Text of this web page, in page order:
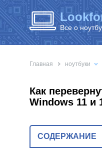
Все о
Главная ноутбуки
Как
Windows 11 и
СОДЕРЖАНИЕ